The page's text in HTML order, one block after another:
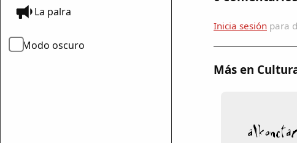
La palra
Modo oscuro
Inicia sesión para
Más en